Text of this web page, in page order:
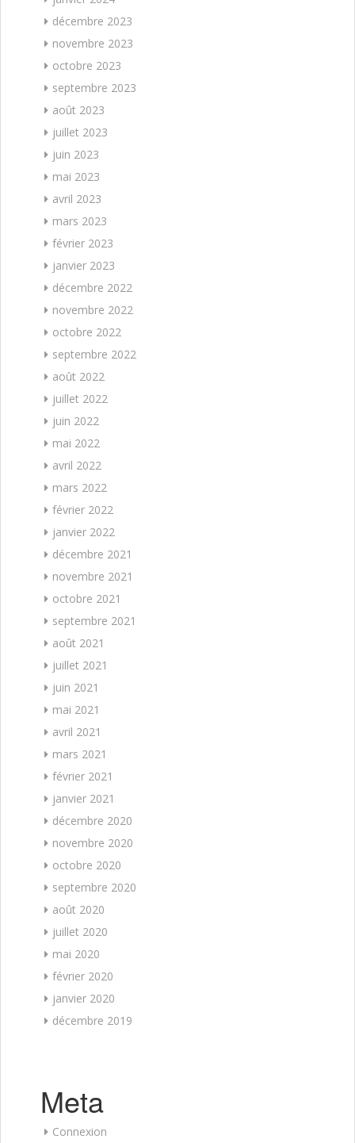
décembre 2023
novembre 2023
octobre 2023
septembre 2023
août 2023
juillet 2023
juin 2023
mai 2023
avril 2023
mars 2023
février 2023
janvier 2023
décembre 2022
novembre 2022
octobre 2022
septembre 2022
août 2022
juillet 2022
juin 2022
mai 2022
avril 2022
mars 2022
février 2022
janvier 2022
décembre 2021
novembre 2021
octobre 2021
septembre 2021
août 2021
juillet 2021
juin 2021
mai 2021
avril 2021
mars 2021
février 2021
janvier 2021
décembre 2020
novembre 2020
octobre 2020
septembre 2020
août 2020
juillet 2020
mai 2020
février 2020
janvier 2020
décembre 2019
Meta
Connexion